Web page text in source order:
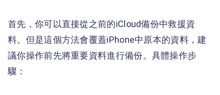
首先，你可以直接從之前的iCloud備份中救援資
料。但是這個方法會覆蓋iPhone中原本的資料，建
議你操作前先將重要資料進行備份。具體操作步
驟：